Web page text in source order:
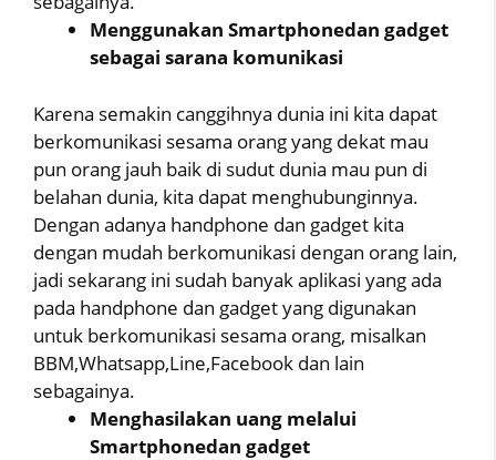
Menggunakan Smartphonedan gadget
sebagai sarana komunikasi
Karena semakin canggihnya dunia ini kita dapat
berkomunikasi sesama orang yang dekat mau
pun orang jauh baik di sudut dunia mau pun di
belahan dunia, kita dapat menghubunginnya.
Dengan adanya handphone dan gadget kita
dengan mudah berkomunikasi dengan orang lain,
jadi sekarang ini sudah banyak aplikasi yang ada
pada handphone dan gadget yang digunakan
untuk berkomunikasi sesama orang, misalkan
BBM,Whatsapp,Line,Facebook dan lain
sebagainya.
Menghasilakan uang melalui
Smartphonedan gadget